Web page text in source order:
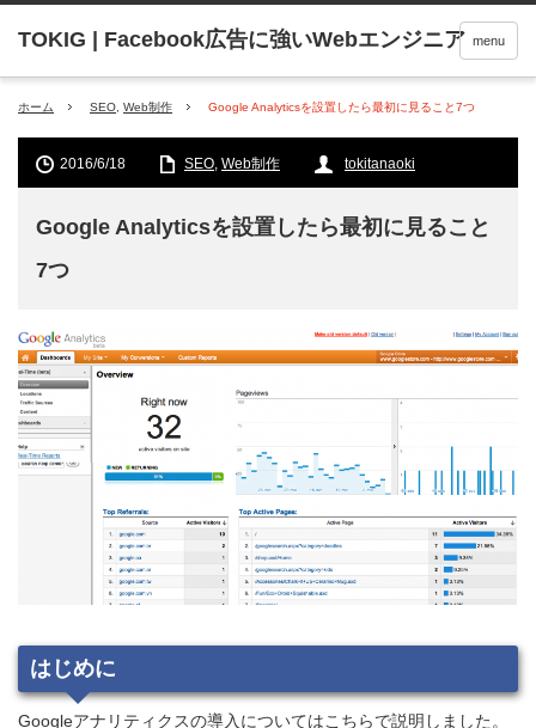
menu
ホーム SEO Web制作 Google Analyticsを設置したら最初に見ること7つ
2016/6/18 SEO, Web制作 tokitanaoki
Google Analyticsを設置したら最初に見ること
7つ
はじめに
Googleアナリティクスの導入についてはこちらで説明しました。